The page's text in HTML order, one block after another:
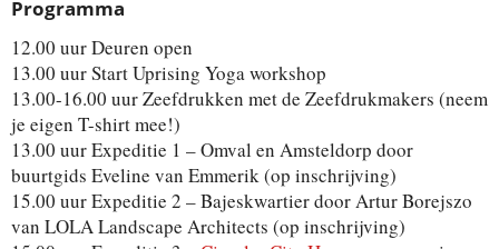
Programma
12.00 uur Deuren open
13.00 uur Start Uprising Yoga workshop
13.00-16.00 uur Zeefdrukken met de Zeefdrukmakers (neem
je eigen T-shirt mee!)
13.00 uur Expeditie 1 – Omval en Amsteldorp door
buurtgids Eveline van Emmerik (op inschrijving)
15.00 uur Expeditie 2 – Bajeskwartier door Artur Borejszo
van LOLA Landscape Architects (op inschrijving)